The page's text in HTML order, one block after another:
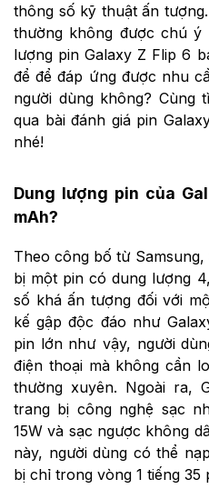
thông số kỹ thuật ấn
thường không được chú ý
lượng pin Galaxy Z Flip 6
để để đáp ứng được nhu
người dùng không? Cùng
qua bài đánh giá pin
nhé!
Dung lượng pin của
mAh?
Theo công bố từ
bị một pin có dung lượng
số khá ấn tượng đối với
kế gập độc đáo như
pin lớn như vậy, người
điện thoại mà không cần
thường xuyên. Ngoài ra,
trang bị công nghệ sạc
15W và sạc ngược không
này, người dùng có thể
bị chỉ trong vòng 1 tiếng 35